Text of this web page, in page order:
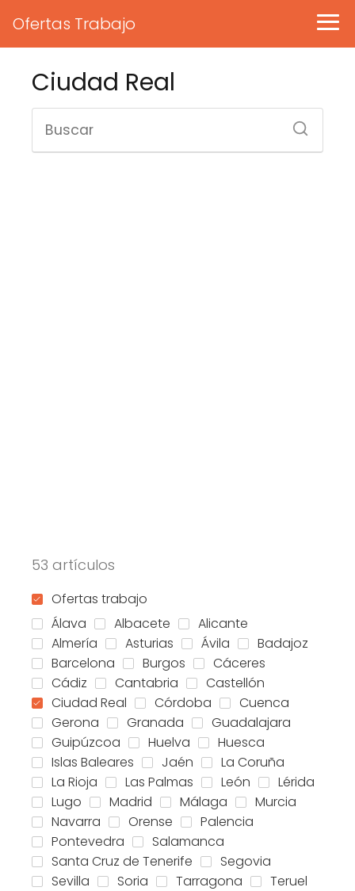
Ofertas Trabajo
Ciudad Real
53 artículos
Ofertas trabajo
Álava
Albacete
Alicante
Almería
Asturias Ávila
Badajoz
Barcelona
Burgos
Cáceres
Cádiz
Cantabria
Castellón
Ciudad Real
Córdoba
Cuenca
Gerona
Granada
Guadalajara
Guipúzcoa
Huelva
Huesca
Islas Baleares
Jaén
La Coruña
La Rioja
Las Palmas León
Lérida
Lugo
Madrid Málaga
Murcia
Navarra
Orense
Palencia
Pontevedra
Salamanca
Santa Cruz de Tenerife
Segovia
Sevilla
Soria Tarragona
Teruel